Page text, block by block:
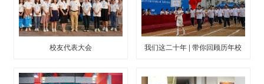
校友代表大会
我们这二十年 | 带你回顾历年校